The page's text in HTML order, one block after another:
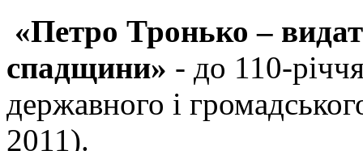
«Петро Тронько –
спадщини» - до 110-
державного і
2011).